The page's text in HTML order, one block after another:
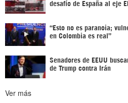
desafío de España al eje
“Esto no es paranoia;
en Colombia es real”
Senadores de EEUU
de Trump contra Irán
Ver más